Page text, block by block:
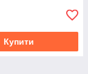
Купити